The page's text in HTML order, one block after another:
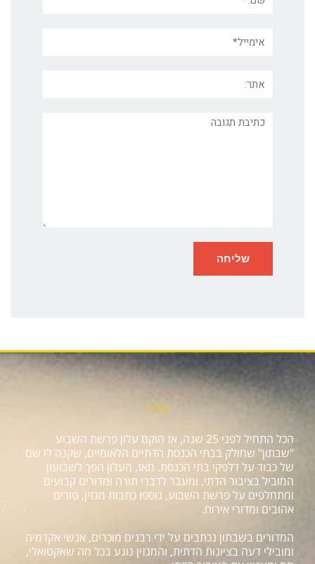
תגובה
אודות
הכל התחיל לפני 25 שנה, אז הוקם עלון פרשת השבוע
"שבתון" שחולק בבתי הכנסת הדתיים הלאומיים, שקנה לו שם
של כבוד על דלפקי בתי הכנסת. מאז, העלון הפך לשבועון
המוביל בציבור הדתי, ומעבר לדברי תורה ומדורים קבועים
ומתחלפים על פרשת השבוע, נוספו כתבות מגזין, טורים
אהובים ומדורי אירוח.
המדורים בשבתון נכתבים על ידי רבנים מוכרים, אנשי אקדמיה
ומובילי דעה בציונות הדתית, והמגזין נוגע בכל מה שאקטואלי,